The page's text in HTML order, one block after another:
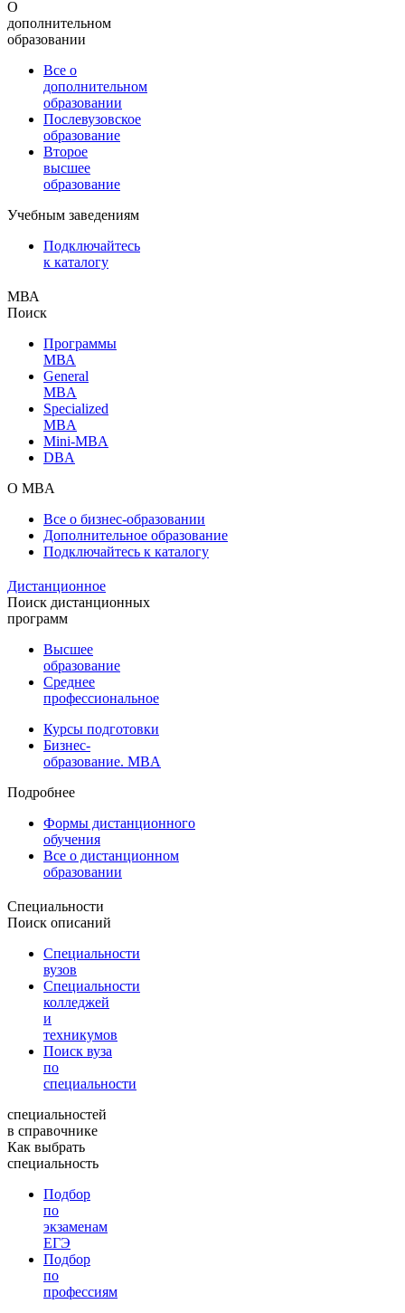
О
дополнительном
образовании
Все о
дополнительном
образовании
Послевузовское
образование
Второе
высшее
образование
Учебным заведениям
Подключайтесь
к каталогу
МВА
Поиск
Программы
МВА
General
MBA
Specialized
MBA
Mini-MBA
DBA
О MBA
Все о бизнес-образовании
Дополнительное образование
Подключайтесь к каталогу
Дистанционное
Поиск дистанционных
программ
Высшее
образование
Среднее
профессиональное
Курсы подготовки
Бизнес-
образование. MBA
Подробнее
Формы дистанционного
обучения
Все о дистанционном
образовании
Специальности
Поиск описаний
Специальности
вузов
Специальности
колледжей
и
техникумов
Поиск вуза
по
специальности
специальностей
в справочнике
Как выбрать
специальность
Подбор
по
экзаменам
ЕГЭ
Подбор
по
профессиям